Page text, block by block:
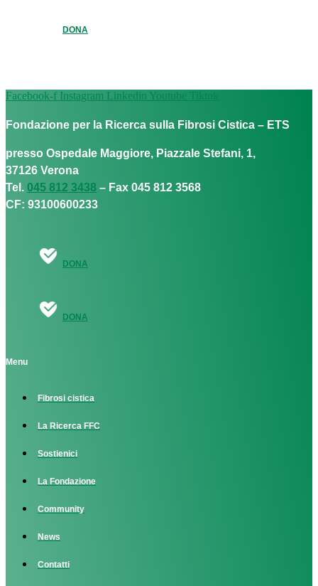
DONA
Facebook-f Instagram Linkedin Youtube Tiktok
Fondazione per la Ricerca sulla Fibrosi Cistica – ETS
presso Ospedale Maggiore, Piazzale Stefani, 1,
37126 Verona
Tel. 045 812 3438 – Fax 045 812 3568
CF: 93100600233
DONA
DONA
Menu
Fibrosi cistica
La Ricerca FFC
Sostienici
La Fondazione
Community
News
Contatti